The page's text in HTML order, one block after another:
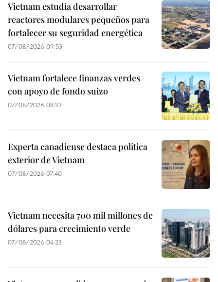
Vietnam estudia desarrollar
reactores modulares pequeños para
fortalecer su seguridad energética
07/08/2026 09:53
Vietnam fortalece finanzas verdes
con apoyo de fondo suizo
07/08/2026 08:23
Experta canadiense destaca política
exterior de Vietnam
07/08/2026 07:40
Vietnam necesita 700 mil millones de
dólares para crecimiento verde
07/08/2026 04:23